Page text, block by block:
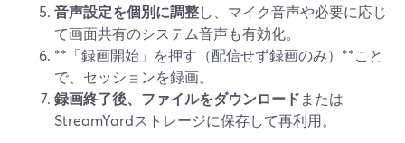
音声設定を個別に調整し、マイク音声や必要に応じ
て画面共有のシステム音声も有効化。
**「録画開始」を押す（配信せず録画のみ）**こと
で、セッションを録画。
録画終了後、ファイルをダウンロードまたは
StreamYardストレージに保存して再利用。